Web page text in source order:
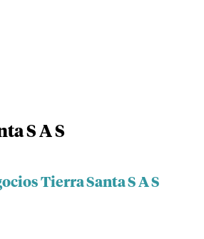
S A S
Tierra Santa S A S